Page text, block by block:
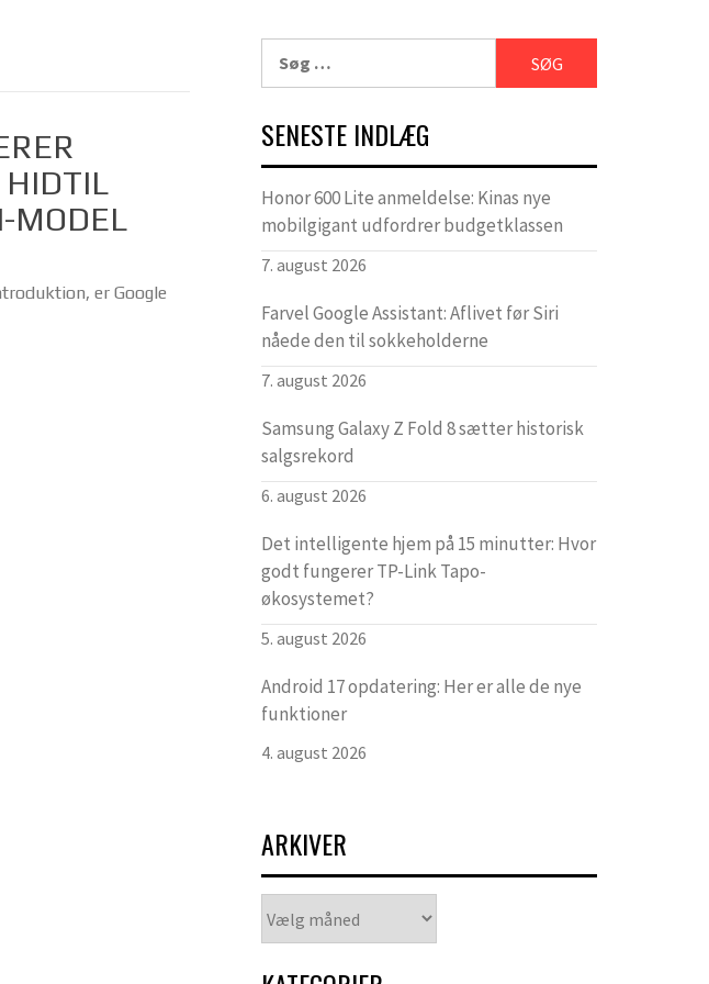
MODEL
er Google
efter:
SENESTE INDLÆG
Honor 600 Lite anmeldelse: Kinas nye
mobilgigant udfordrer budgetklassen
7. august 2026
Farvel Google Assistant: Aflivet før Siri
nåede den til sokkeholderne
7. august 2026
Samsung Galaxy Z Fold 8 sætter historisk
salgsrekord
6. august 2026
Det intelligente hjem på 15 minutter: Hvor
godt fungerer TP-Link Tapo-
økosystemet?
5. august 2026
Android 17 opdatering: Her er alle de nye
funktioner
4. august 2026
ARKIVER